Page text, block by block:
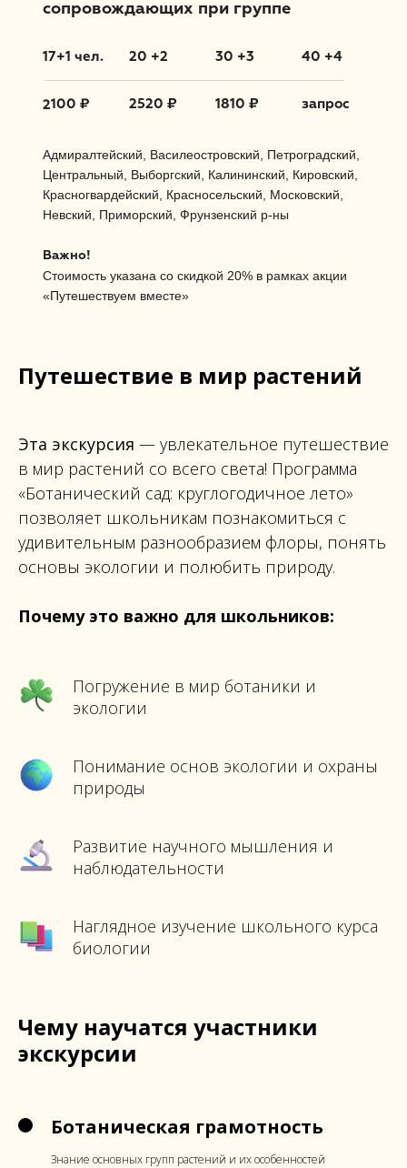
30 +3
1810 ₽
40 +4
запрос
сопровождающих при группе
Адмиралтейский, Василеостровский, Петроградский,
Центральный, Выборгский, Калининский, Кировский,
Красногвардейский, Красносельский, Московский,
Невский, Приморский, Фрунзенский р-ны
Важно!
Стоимость указана со скидкой 20% в рамках акции
«Путешествуем вместе»
17+1 чел.
2100 ₽
20 +2
2520 ₽
Путешествие в мир растений
Эта экскурсия — увлекательное путешествие
в мир растений со всего света! Программа
«Ботанический сад: круглогодичное лето»
позволяет школьникам познакомиться с
удивительным разнообразием флоры, понять
основы экологии и полюбить природу.
Почему это важно для школьников:
Погружение в мир ботаники и
экологии
Понимание основ экологии и охраны
природы
Развитие научного мышления и
наблюдательности
Наглядное изучение школьного курса
биологии
Чему научатся участники
экскурсии
Ботаническая грамотность
Знание основных групп растений и их особенностей